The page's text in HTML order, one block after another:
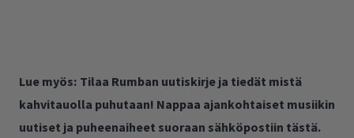
Lue myös: Tilaa Rumban uutiskirje ja tiedät mistä
kahvitauolla puhutaan! Nappaa ajankohtaiset musiikin
uutiset ja puheenaiheet suoraan sähköpostiin tästä.